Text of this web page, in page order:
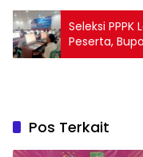
Seleksi
Peserta,
Waktu
Pos Terkait